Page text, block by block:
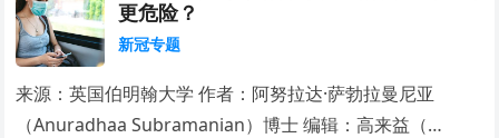
更危险？
新冠专题
来源：英国伯明翰大学 作者：阿努拉达·萨勃拉曼尼亚
（Anuradhaa Subramanian）博士 编辑：高来益（…